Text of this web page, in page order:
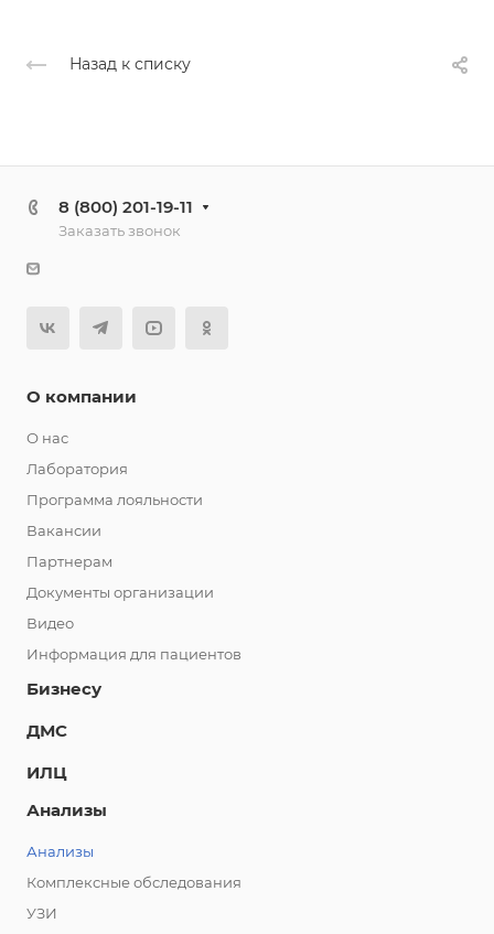
Назад к списку
8 (800) 201-19-11
Заказать звонок
О компании
О нас
Лаборатория
Программа лояльности
Вакансии
Партнерам
Документы организации
Видео
Информация для пациентов
Бизнесу
ДМС
ИЛЦ
Анализы
Анализы
Комплексные обследования
УЗИ